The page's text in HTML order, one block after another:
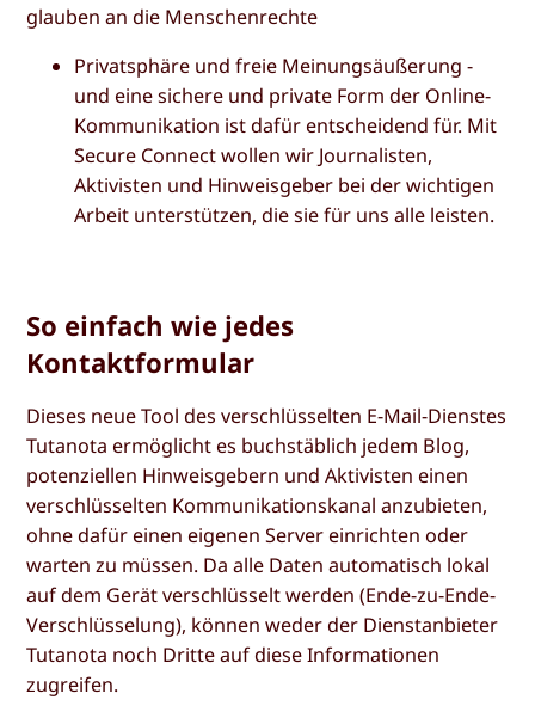
glauben an die Menschenrechte
Privatsphäre und freie Meinungsäußerung -
und eine sichere und private Form der Online-
Kommunikation ist dafür entscheidend für. Mit
Secure Connect wollen wir Journalisten,
Aktivisten und Hinweisgeber bei der wichtigen
Arbeit unterstützen, die sie für uns alle leisten.
So einfach wie jedes
Kontaktformular
Dieses neue Tool des verschlüsselten E-Mail-Dienstes
Tutanota ermöglicht es buchstäblich jedem Blog,
potenziellen Hinweisgebern und Aktivisten einen
verschlüsselten Kommunikationskanal anzubieten,
ohne dafür einen eigenen Server einrichten oder
warten zu müssen. Da alle Daten automatisch lokal
auf dem Gerät verschlüsselt werden (Ende-zu-Ende-
Verschlüsselung), können weder der Dienstanbieter
Tutanota noch Dritte auf diese Informationen
zugreifen.